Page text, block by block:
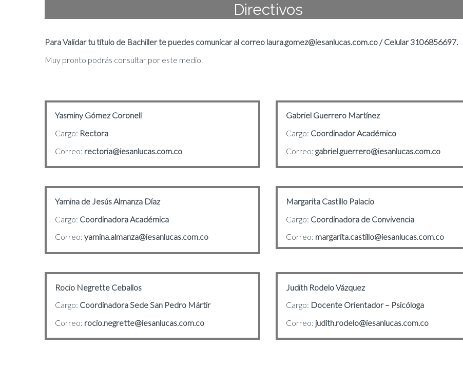
Directivos
Para Validar tu título de Bachiller te puedes comunicar al correo laura.gomez@iesanlucas.com.co / Celular 3106856697.
Muy pronto podrás consultar por este medio.
Yasminy Gómez Coronell
Cargo: Rectora
Correo: rectoria@iesanlucas.com.co
Gabriel Guerrero Martínez
Cargo: Coordinador Académico
Correo: gabriel.guerrero@iesanlucas.com.co
Yamina de Jesús Almanza Díaz
Cargo: Coordinadora Académica
Correo: yamina.almanza@iesanlucas.com.co
Margarita Castillo Palacio
Cargo: Coordinadora de Convivencia
Correo: margarita.castillo@iesanlucas.com.co
Rocio Negrette Ceballos
Cargo: Coordinadora Sede San Pedro Mártir
Correo: rocio.negrette@iesanlucas.com.co
Judith Rodelo Vázquez
Cargo: Docente Orientador – Psicóloga
Correo: judith.rodelo@iesanlucas.com.co